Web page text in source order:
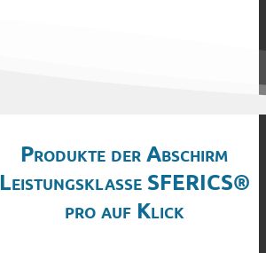
Produkte der Abschirm
Leistungsklasse SFERICS®
pro auf Klick